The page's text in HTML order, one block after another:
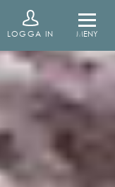
LOGGA IN MENY